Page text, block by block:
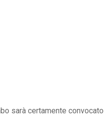
sarà certamente convocato